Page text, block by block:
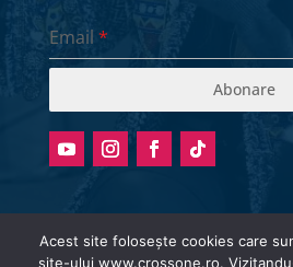
Email *
Abonare
Acest site folosește cookies care
site-ului www.crossone.ro.